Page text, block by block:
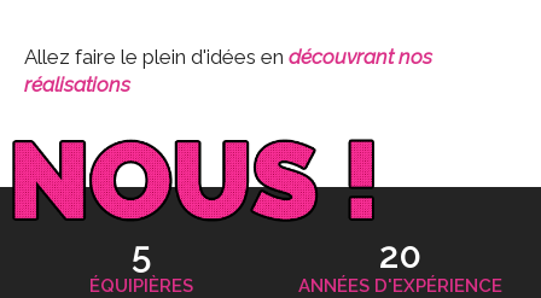
Allez faire le plein d'idées en découvrant nos
réalisations
5
ÉQUIPIÈRES
20
ANNÉES D'EXPÉRIENCE